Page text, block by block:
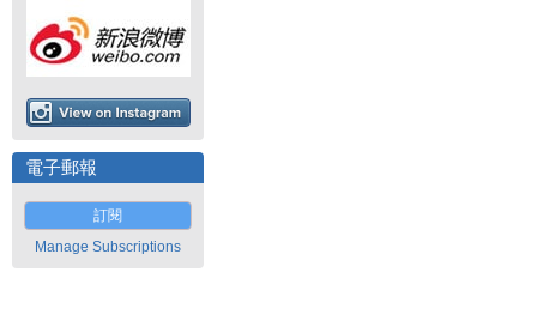
電子郵報
訂閱
Manage Subscriptions